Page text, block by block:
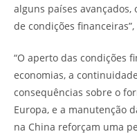
alguns países
de condições
“O aperto das condições
economias, a
consequências sobre o
Europa, e a manutenção
na China reforçam uma